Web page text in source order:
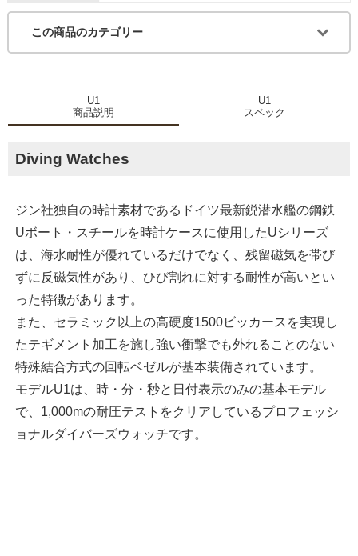
この商品のカテゴリー
U1
商品説明
U1
スペック
Diving Watches
ジン社独自の時計素材であるドイツ最新鋭潜水艦の鋼鉄
Uボート・スチールを時計ケースに使用したUシリーズ
は、海水耐性が優れているだけでなく、残留磁気を帯び
ずに反磁気性があり、ひび割れに対する耐性が高いとい
った特徴があります。
また、セラミック以上の高硬度1500ビッカースを実現し
たテギメント加工を施し強い衝撃でも外れることのない
特殊結合方式の回転ベゼルが基本装備されています。
モデルU1は、時・分・秒と日付表示のみの基本モデル
で、1,000mの耐圧テストをクリアしているプロフェッシ
ョナルダイバーズウォッチです。